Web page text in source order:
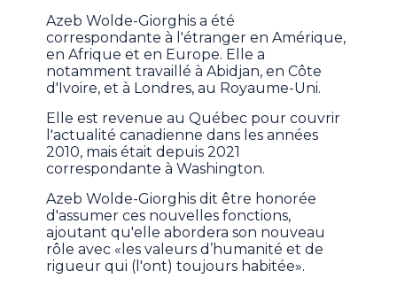
Azeb Wolde-Giorghis a été
correspondante à l'étranger en Amérique,
en Afrique et en Europe. Elle a
notamment travaillé à Abidjan, en Côte
d'Ivoire, et à Londres, au Royaume-Uni.
Elle est revenue au Québec pour couvrir
l'actualité canadienne dans les années
2010, mais était depuis 2021
correspondante à Washington.
Azeb Wolde-Giorghis dit être honorée
d'assumer ces nouvelles fonctions,
ajoutant qu'elle abordera son nouveau
rôle avec «les valeurs d’humanité et de
rigueur qui (l'ont) toujours habitée».